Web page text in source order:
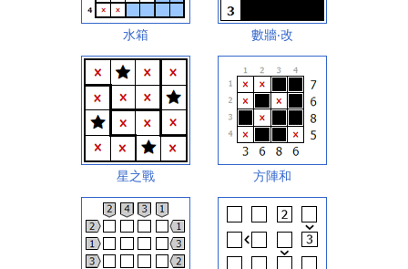
水箱 數牆‧改
星之戰 方陣和